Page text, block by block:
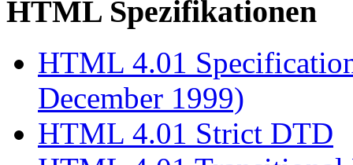
HTML Spezifikationen
HTML 4.01
December 1999)
HTML 4.01 Strict DTD